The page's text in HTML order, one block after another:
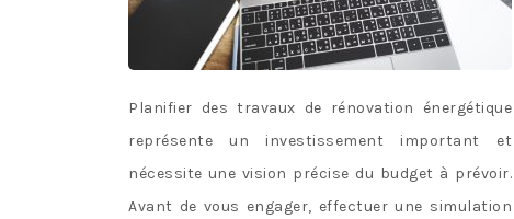
Planifier des travaux de rénovation énergétique
représente un investissement important et
nécessite une vision précise du budget à prévoir.
Avant de vous engager, effectuer une simulation